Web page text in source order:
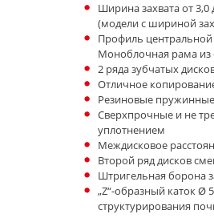
Ширина захвата от 3,0
(модели с шириной
Профиль
Моноблочная рама из
2 ряда зубчатых
Отличное
Резиновые
Сверхпрочные и не
уплотнением
Междисковое
Второй ряд дисков
Штригельная борона
„Z“-образный каток
структурирования